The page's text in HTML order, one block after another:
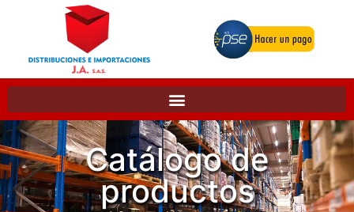
Catálogo de
productos